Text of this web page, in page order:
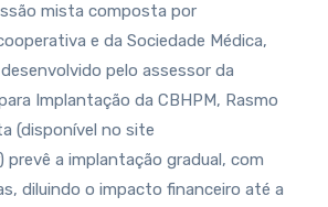
mista composta por
e da Sociedade Médica,
pelo assessor da
Implantação da CBHPM, Rasmo
(disponível no site
prevê a implantação gradual, com
diluindo o impacto financeiro até a